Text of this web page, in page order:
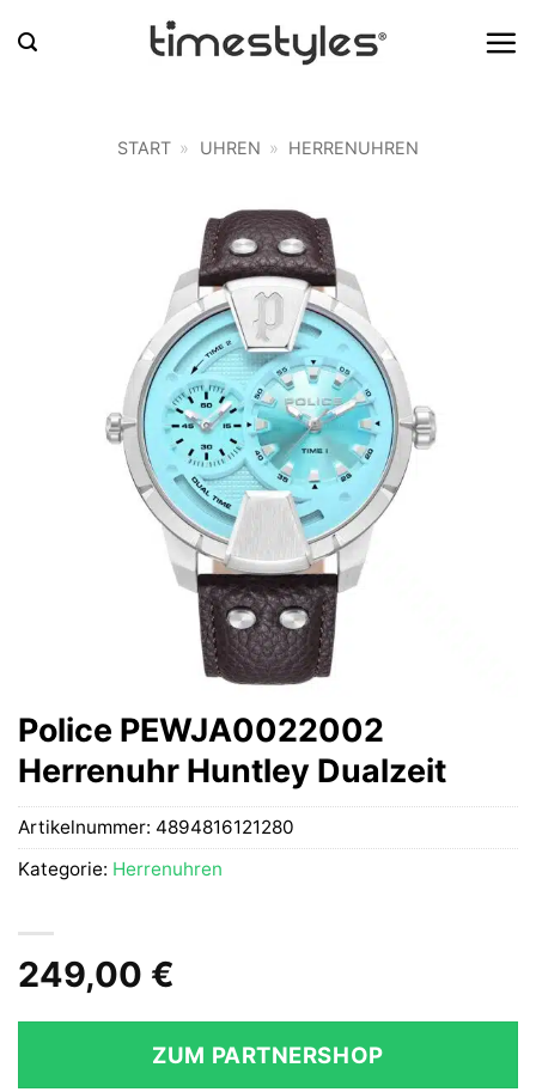
Inhalt
START » UHREN » HERRENUHREN
Police PEWJA0022002
Herrenuhr Huntley Dualzeit
249,00 €
ZUM PARTNERSHOP
Artikelnummer: 4894816121280
Kategorie: Herrenuhren